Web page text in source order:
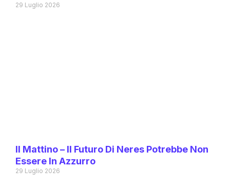
29 Luglio 2026
Il Mattino – Il Futuro Di Neres Potrebbe Non
Essere In Azzurro
29 Luglio 2026